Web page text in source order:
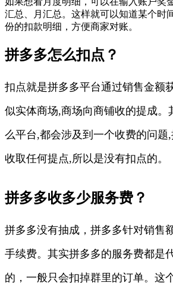
汇总、月汇总。这样就可以知道某个时
份的扣款明细，方便商家对账。
拼多多怎么扣点？
扣点就是拼多多平台通过销售金额
似实体商场,商场向商铺收的提成。
么平台,都会涉及到一个收费的问题
收取任何提点,所以是没有扣点的。
拼多多收多少服务费？
拼多多没有抽成，拼多多针对销售
手续费。其实拼多多的服务费都是
的，一般只会扣掉群里的订单。这